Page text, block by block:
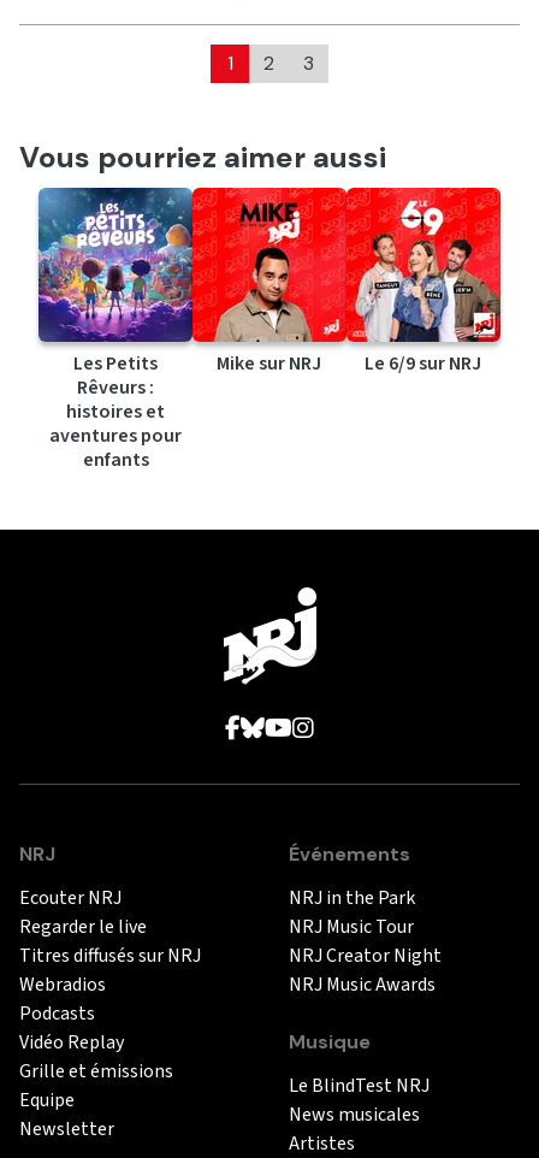
1 2 3
Vous pourriez aimer aussi
Les Petits
Rêveurs :
histoires et
aventures pour
enfants
Mike sur NRJ Le 6/9 sur NRJ
NRJ
Ecouter NRJ
Regarder le live
Titres diffusés sur NRJ
Webradios
Podcasts
Vidéo Replay
Grille et émissions
Equipe
Newsletter
Événements
NRJ in the Park
NRJ Music Tour
NRJ Creator Night
NRJ Music Awards
Musique
Le BlindTest NRJ
News musicales
Artistes